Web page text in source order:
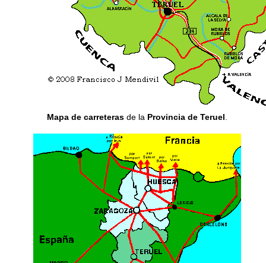
Mapa de carreteras de la Provincia de Teruel.